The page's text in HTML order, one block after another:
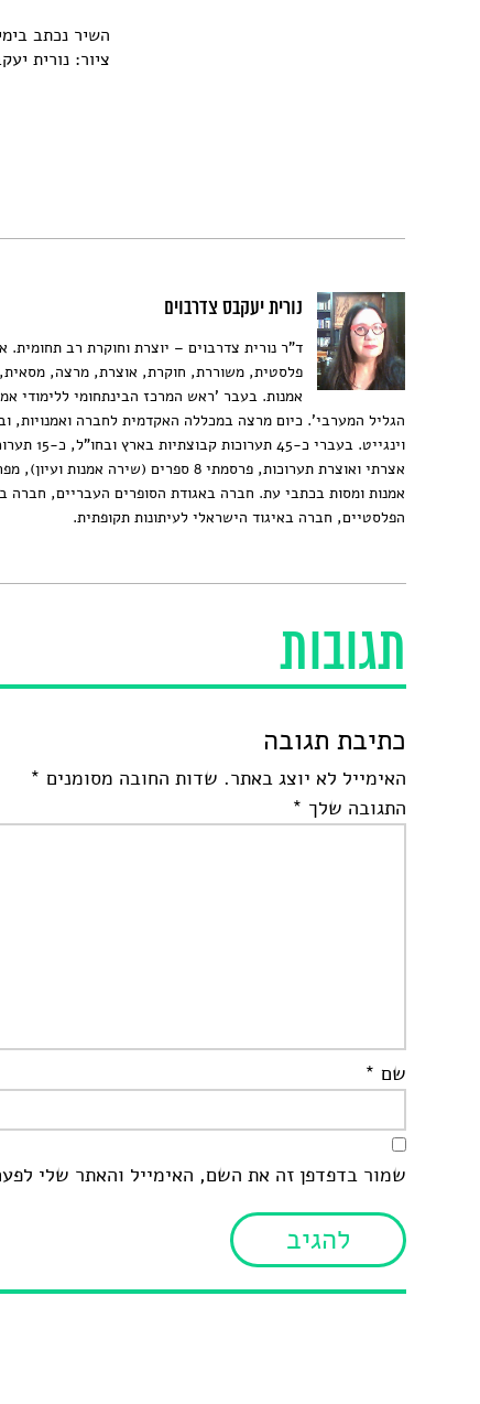
השיר נכתב
ציור: נורית
נורית יעקבס צדרבוים
ד"ר נורית צדרבוים – יוצרת וחוקרת רב תחומית.
פלסטית, משוררת, חוקרת, אוצרת, מרצה, מסאית,
אמנות. בעבר 'ראש המרכז הבינתחומי ללימודי
הגליל המערבי'. כיום מרצה במכללה האקדמית לחברה ואמנויות,
וינגייט. בעברי כ-45
אצרתי ואוצרת תערוכות, פרסמתי 8 ספרים (שירה אמנות
אמנות ומסות בכתבי עת. חברה באגודת הסופרים העבריים, חברה
הפלסטיים, חברה באיגוד הישראלי לעיתונות תקופתית.
תגובות
כתיבת תגובה
האימייל לא יוצג באתר. שדות החובה מסומנים *
התגובה שלך *
שם *
שמור בדפדפן זה את השם, האימייל והאתר שלי